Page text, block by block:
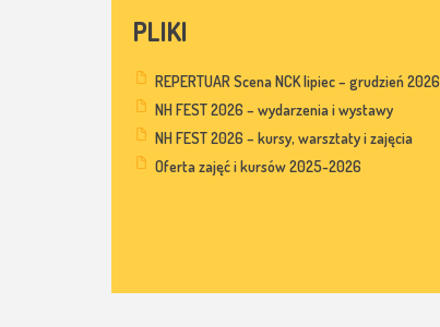
PLIKI
REPERTUAR Scena NCK lipiec – grudzień 2026
NH FEST 2026 – wydarzenia i wystawy
NH FEST 2026 – kursy, warsztaty i zajęcia
Oferta zajęć i kursów 2025-2026